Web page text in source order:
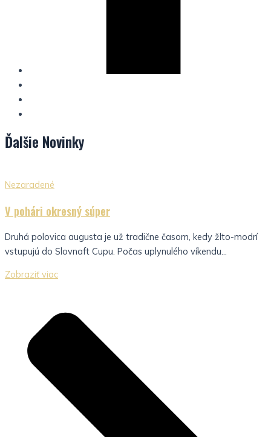
Ďalšie Novinky
Nezaradené
V pohári okresný súper
Druhá polovica augusta je už tradične časom, kedy žlto-modrí
vstupujú do Slovnaft Cupu. Počas uplynulého víkendu...
Zobraziť viac